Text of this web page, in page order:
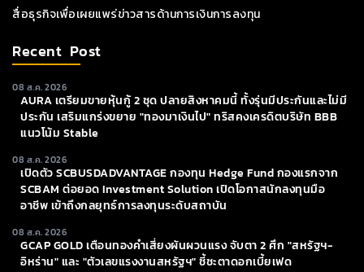
สื่อธุรกิจเพื่อเผยแพร่ข่าวสารด้านการเงินการลงทุน
Recent Post
08 ส.ค. 2026
AURA เตรียมขายหุ้นกู้ 2 ชุด ปลายสิงหาคมนี้ ทั้งรุ่นมีประกันและไม่มี
ประกัน เสริมแกร่งขยาย "ทองมาเงินไป" ทริสคงเครดิตบริษัท BBB
แนวโน้ม Stable
08 ส.ค. 2026
เปิดตัว SCBUSDADVANTAGE กองทุน Hedge Fund กองแรกจาก
SCBAM ต่อยอด Investment Solution เปิดโอกาสนักลงทุนมือ
อาชีพ เข้าถึงกลยุทธ์การลงทุนระดับสถาบัน
08 ส.ค. 2026
GCAP GOLD เตือนทองคำเสี่ยงผันผวนแรง จับตา 2 ศึก "สหรัฐฯ-
อิหร่าน" และ "ตัวเลขแรงงานสหรัฐฯ" ชี้ชะตาดอกเบี้ยเฟด